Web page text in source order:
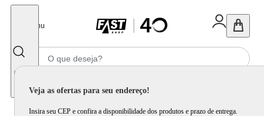
Menu
Veja as ofertas para seu endereço!
Insira seu CEP e confira a disponibilidade dos produtos e prazo de entrega.